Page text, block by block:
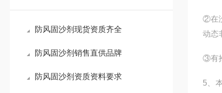
防风固沙剂现货资质齐全
防风固沙剂销售直供品牌
防风固沙剂资质资料要求
②在
动态
③有
5、